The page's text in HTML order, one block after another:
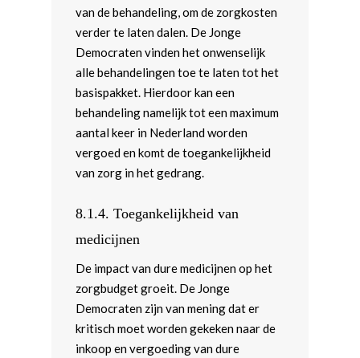
van de behandeling, om de zorgkosten
verder te laten dalen. De Jonge
Democraten vinden het onwenselijk
alle behandelingen toe te laten tot het
basispakket. Hierdoor kan een
behandeling namelijk tot een maximum
aantal keer in Nederland worden
vergoed en komt de toegankelijkheid
van zorg in het gedrang.
8.1.4.Toegankelijkheid van
medicijnen
De impact van dure medicijnen op het
zorgbudget groeit. De Jonge
Democraten zijn van mening dat er
kritisch moet worden gekeken naar de
inkoop en vergoeding van dure